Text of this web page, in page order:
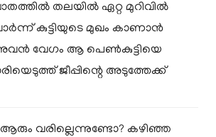
തലയിൽ ഏറ്റ മുറിവിൽ
കുട്ടിയുടെ മുഖം കാണാൻ
അവൻ വേഗം ആ പെൺകുട്ടിയെ
ജീപ്പിന്റെ അടുത്തേക്ക്
വരില്ലെന്നുണ്ടോ? കഴിഞ്ഞ